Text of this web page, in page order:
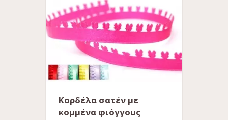
Κορδέλα σατέν με
κομμένα φιόγγους